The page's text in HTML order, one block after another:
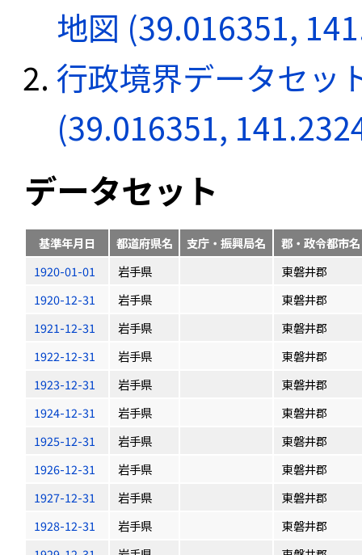
地図 (39.016351,
行政境界データセッ
(39.016351,
データセット
基準年月日 都道府県名 支庁・振興局名
郡・政令都市名
1920-01-01
岩手県
東磐井郡
1920-12-31
岩手県
東磐井郡
1921-12-31
岩手県
東磐井郡
1922-12-31
岩手県
東磐井郡
1923-12-31
岩手県
東磐井郡
1924-12-31
岩手県
東磐井郡
1925-12-31
岩手県
東磐井郡
1926-12-31
岩手県
東磐井郡
1927-12-31
岩手県
東磐井郡
1928-12-31
岩手県
東磐井郡